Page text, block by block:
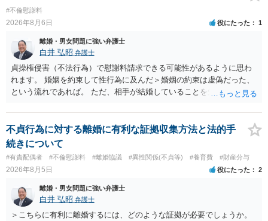
#不倫慰謝料
2026年8月6日 役にたった 1
離婚・男女問題に強い弁護士
白井 弘昭 弁護士
貞操権侵害（不法行為）で慰謝料請求できる可能性があるように思わ
れます。 婚姻を約束して性行為に及んだ＞婚姻の約束は虚偽だった、
という流れであれば。 ただ、相手が結婚していることを知って行為に
性も認められそうですので、あまり慰謝料は高額にならないように思
われます。 一度、最寄りの弁護士に相談してみてください。
不貞行為に対する離婚に有利な証拠収集方法と法的手
続きについて
#有責配偶者 #不倫慰謝料 #離婚協議 #異性関係(不貞等) #養育費 #財産分与
2026年8月5日 役にたった 2
離婚・男女問題に強い弁護士
白井 弘昭 弁護士
＞こちらに有利に離婚するには、どのような証拠が必要でしょうか。